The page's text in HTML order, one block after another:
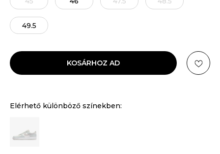
49.5
KOSÁRHOZ AD
Elérhető különböző színekben: